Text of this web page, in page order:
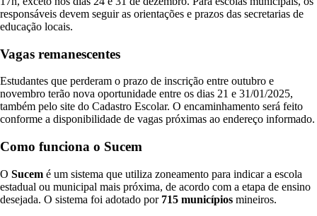
responsáveis devem seguir as orientações e prazos das secretarias de
educação locais.
Vagas remanescentes
Estudantes que perderam o prazo de inscrição entre outubro e
novembro terão nova oportunidade entre os dias 21 e 31/01/2025,
também pelo site do Cadastro Escolar. O encaminhamento será feito
conforme a disponibilidade de vagas próximas ao endereço informado.
Como funciona o Sucem
O Sucem é um sistema que utiliza zoneamento para indicar a escola
estadual ou municipal mais próxima, de acordo com a etapa de ensino
desejada. O sistema foi adotado por 715 municípios mineiros.